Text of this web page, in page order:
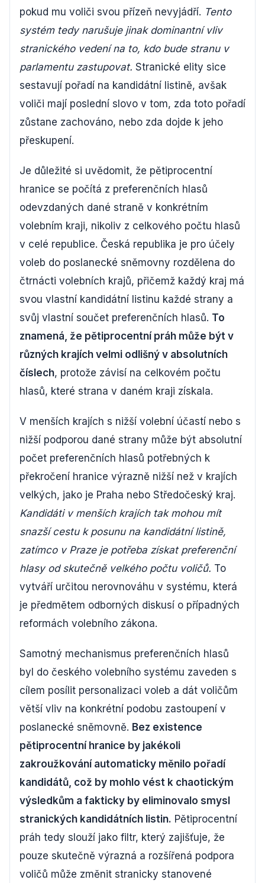
pokud mu voliči svou přízeň nevyjádří. Tento
systém tedy narušuje jinak dominantní vliv
stranického vedení na to, kdo bude stranu v
parlamentu zastupovat. Stranické elity sice
sestavují pořadí na kandidátní listině, avšak
voliči mají poslední slovo v tom, zda toto pořadí
zůstane zachováno, nebo zda dojde k jeho
přeskupení.
Je důležité si uvědomit, že pětiprocentní
hranice se počítá z preferenčních hlasů
odevzdaných dané straně v konkrétním
volebním kraji, nikoliv z celkového počtu hlasů
v celé republice. Česká republika je pro účely
voleb do poslanecké sněmovny rozdělena do
čtrnácti volebních krajů, přičemž každý kraj má
svou vlastní kandidátní listinu každé strany a
svůj vlastní součet preferenčních hlasů. To
znamená, že pětiprocentní práh může být v
různých krajích velmi odlišný v absolutních
číslech, protože závisí na celkovém počtu
hlasů, které strana v daném kraji získala.
V menších krajích s nižší volební účastí nebo s
nižší podporou dané strany může být absolutní
počet preferenčních hlasů potřebných k
překročení hranice výrazně nižší než v krajích
velkých, jako je Praha nebo Středočeský kraj.
Kandidáti v menších krajích tak mohou mít
snazší cestu k posunu na kandidátní listině,
zatímco v Praze je potřeba získat preferenční
hlasy od skutečně velkého počtu voličů. To
vytváří určitou nerovnováhu v systému, která
je předmětem odborných diskusí o případných
reformách volebního zákona.
Samotný mechanismus preferenčních hlasů
byl do českého volebního systému zaveden s
cílem posílit personalizaci voleb a dát voličům
větší vliv na konkrétní podobu zastoupení v
poslanecké sněmovně. Bez existence
pětiprocentní hranice by jakékoli
zakroužkování automaticky měnilo pořadí
kandidátů, což by mohlo vést k chaotickým
výsledkům a fakticky by eliminovalo smysl
stranických kandidátních listin. Pětiprocentní
práh tedy slouží jako filtr, který zajišťuje, že
pouze skutečně výrazná a rozšířená podpora
voličů může změnit stranicky stanovené